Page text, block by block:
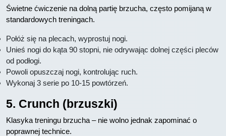
Świetne ćwiczenie na dolną partię brzucha, często pomijaną w
standardowych treningach.
Połóż się na plecach, wyprostuj nogi.
Unieś nogi do kąta 90 stopni, nie odrywając dolnej części pleców
od podłogi.
Powoli opuszczaj nogi, kontrolując ruch.
Wykonaj 3 serie po 10-15 powtórzeń.
5. Crunch (brzuszki)
Klasyka treningu brzucha – nie wolno jednak zapominać o
poprawnej technice.